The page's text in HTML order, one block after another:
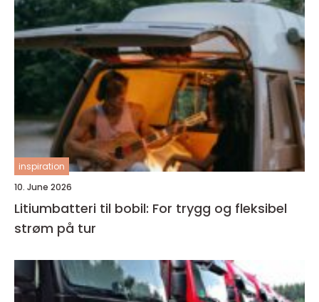
inspiration
10. June 2026
Litiumbatteri til bobil: For trygg og fleksibel
strøm på tur